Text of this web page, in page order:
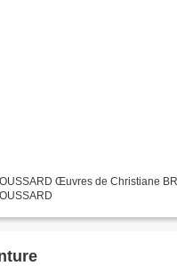
Œuvres de Christiane